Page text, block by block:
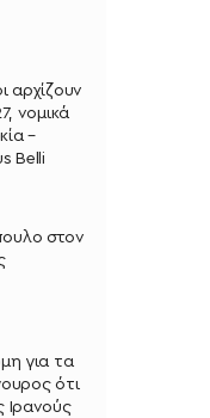
αρχίζουν
νομικά
–
Belli
στον
για τα
ότι
Ιρανούς